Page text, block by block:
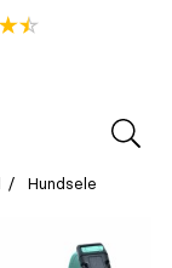
Hundsele